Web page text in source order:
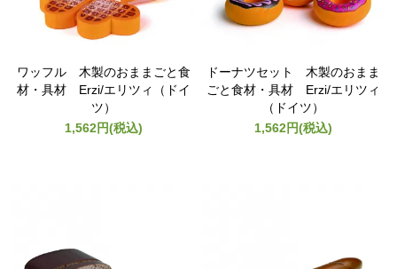
ワッフル 木製のおままごと食
材・具材 Erzi/エリツィ（ドイ
ツ）
1,562円(税込)
ドーナツセット 木製のおまま
ごと食材・具材 Erzi/エリツィ
（ドイツ）
1,562円(税込)